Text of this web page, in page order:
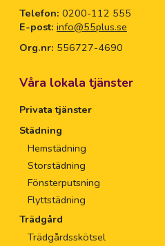
Telefon: 0200-112 555
E-post: info@55plus.se
Org.nr: 556727-4690
Våra lokala tjänster
Privata tjänster
Städning
Hemstädning
Storstädning
Fönsterputsning
Flyttstädning
Trädgård
Trädgårdsskötsel